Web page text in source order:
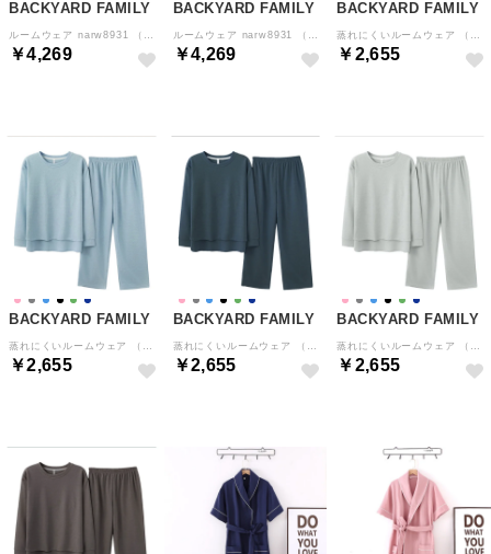
BACKYARD FAMILY
￥4,269
BACKYARD FAMILY
￥4,269
BACKYARD FAMILY
￥2,655
BACKYARD FAMILY
￥2,655
BACKYARD FAMILY
￥2,655
BACKYARD FAMILY
￥2,655